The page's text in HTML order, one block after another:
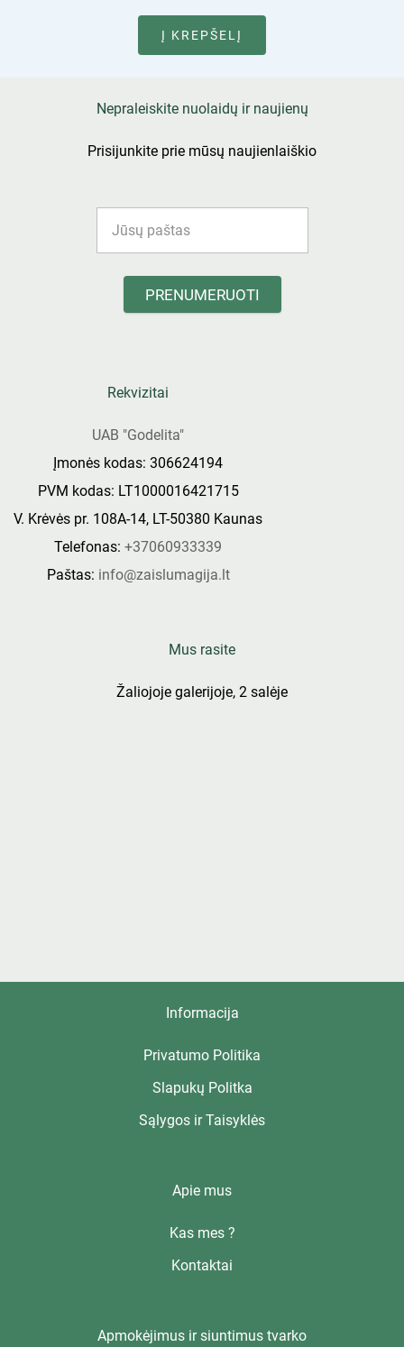
Į KREPŠELĮ
Nepraleiskite nuolaidų ir naujienų
Prisijunkite prie mūsų naujienlaiškio
PRENUMERUOTI
Rekvizitai
UAB "Godelita"
Įmonės kodas: 306624194
PVM kodas: LT1000016421715
V. Krėvės pr. 108A-14, LT-50380 Kaunas
Telefonas: +37060933339
Paštas: info@zaislumagija.lt
Mus rasite
Žaliojoje galerijoje, 2 salėje
Informacija
Privatumo Politika
Slapukų Politka
Sąlygos ir Taisyklės
Apie mus
Kas mes ?
Kontaktai
Apmokėjimus ir siuntimus tvarko